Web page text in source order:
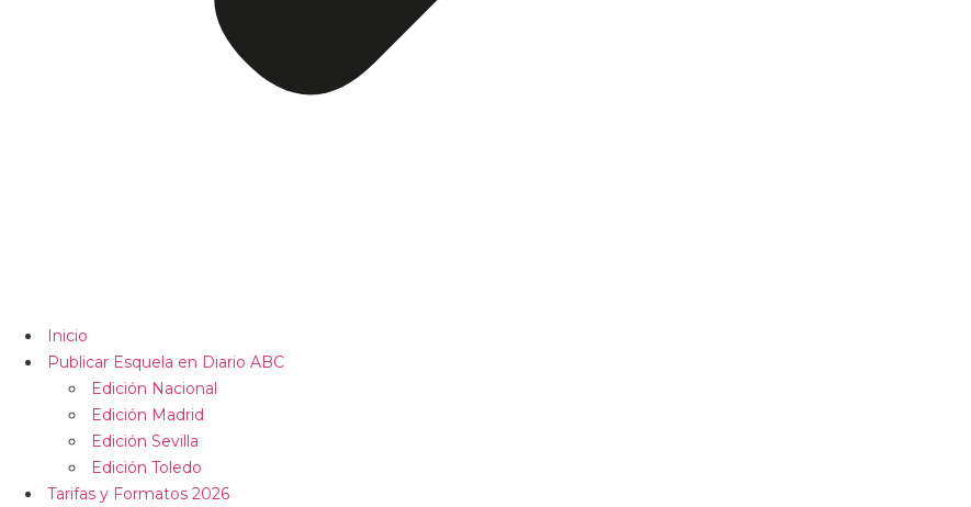
Inicio
Publicar Esquela en Diario ABC
Edición Nacional
Edición Madrid
Edición Sevilla
Edición Toledo
Tarifas y Formatos 2026